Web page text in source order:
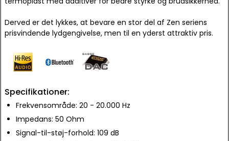
Derved er det lykkes, at bevare en stor del af Zen seriens
prisvindende lydgengivelse, men til en yderst attraktiv pris.
Specifikationer:
Frekvensområde: 20 - 20.000 Hz
Impedans: 50 Ohm
Signal-til-støj-forhold: 109 dB